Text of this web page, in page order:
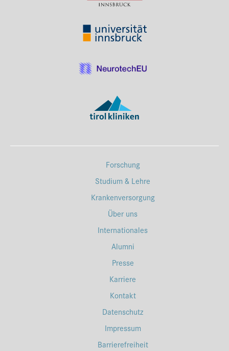
Forschung
Studium & Lehre
Krankenversorgung
Über uns
Internationales
Alumni
Presse
Karriere
Kontakt
Datenschutz
Impressum
Barrierefreiheit